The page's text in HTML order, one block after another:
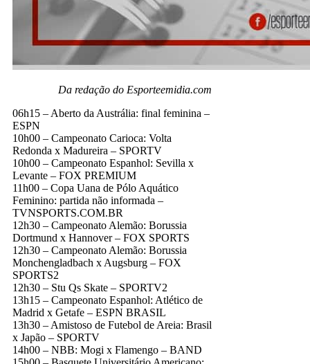
Da redação do Esporteemidia.com
06h15 – Aberto da Austrália: final feminina –
ESPN
10h00 – Campeonato Carioca: Volta
Redonda x Madureira – SPORTV
10h00 – Campeonato Espanhol: Sevilla x
Levante – FOX PREMIUM
11h00 – Copa Uana de Pólo Aquático
Feminino: partida não informada –
TVNSPORTS.COM.BR
12h30 – Campeonato Alemão: Borussia
Dortmund x Hannover – FOX SPORTS
12h30 – Campeonato Alemão: Borussia
Monchengladbach x Augsburg – FOX
SPORTS2
12h30 – Stu Qs Skate – SPORTV2
13h15 – Campeonato Espanhol: Atlético de
Madrid x Getafe – ESPN BRASIL
13h30 – Amistoso de Futebol de Areia: Brasil
x Japão – SPORTV
14h00 – NBB: Mogi x Flamengo – BAND